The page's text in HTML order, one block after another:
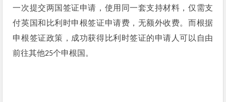
一次提交两国签证申请，使用同一套支持材料，仅需支
付英国和比利时申根签证申请费，无额外收费。而根据
申根签证政策，成功获得比利时签证的申请人可以自由
前往其他25个申根国。